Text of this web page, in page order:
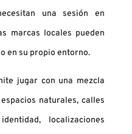
una sesión en
marcas locales pueden
en su propio entorno.
jugar con una mezcla
naturales, calles
localizaciones